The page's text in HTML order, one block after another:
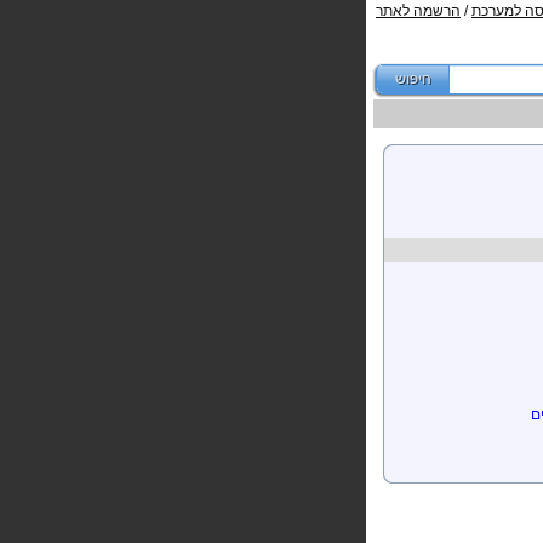
למערכת/ הרשמה לאתר